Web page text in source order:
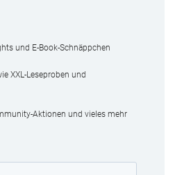
und E-Book-Schnäppchen
XXL-Leseproben und
Aktionen und vieles mehr